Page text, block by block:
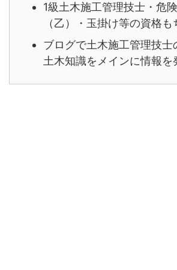
1級土木施工管理技士・危
（乙）・玉掛け等の資格も
ブログで土木施工管理技士
土木知識をメインに情報を